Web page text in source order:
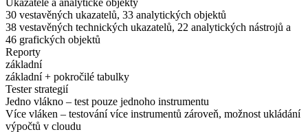
30 vestavěných ukazatelů, 33 analytických objektů
38 vestavěných technických ukazatelů, 22 analytických nástrojů a
46 grafických objektů
Reporty
základní
základní + pokročilé tabulky
Tester strategií
Jedno vlákno – test pouze jednoho instrumentu
Více vláken – testování více instrumentů zároveň, možnost ukládání
výpočtů v cloudu